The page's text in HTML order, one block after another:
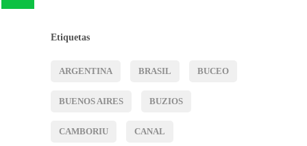
Etiquetas
ARGENTINA BRASIL BUCEO
BUENOS AIRES BUZIOS
CAMBORIU CANAL